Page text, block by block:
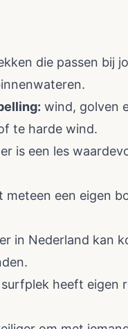
die passen bij
wind, golven
te harde wind.
is een les
meteen een eigen
in Nederland kan
surfplek heeft eigen